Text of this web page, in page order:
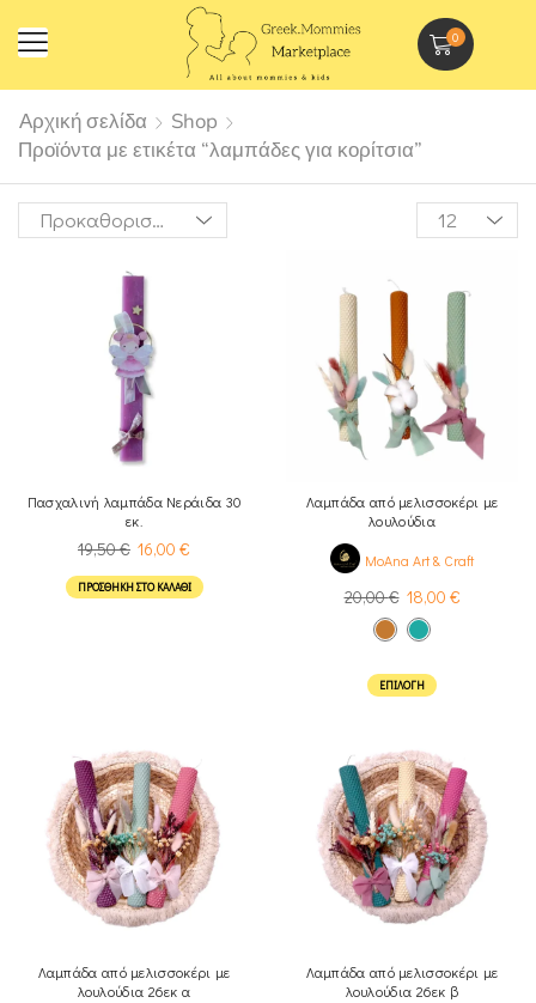
0
Αρχική σελίδα
Shop
Προϊόντα με ετικέτα “λαμπάδες για κορίτσια”
Πασχαλινή λαμπάδα Νεράιδα 30
εκ.
19,50€ 16,00 €
ΠΡΟΣΘΉΚΗ ΣΤΟ ΚΑΛΆΘΙ
Λαμπάδα από μελισσοκέρι με
λουλούδια
MoAna Art & Craft
20,00€ 18,00 €
ΕΠΙΛΟΓΉ
Λαμπάδα από μελισσοκέρι με
λουλούδια 26εκ α
Λαμπάδα από μελισσοκέρι με
λουλούδια 26εκ β